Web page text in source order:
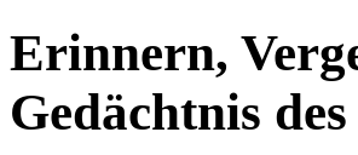
Erinnern,
Gedächtnis